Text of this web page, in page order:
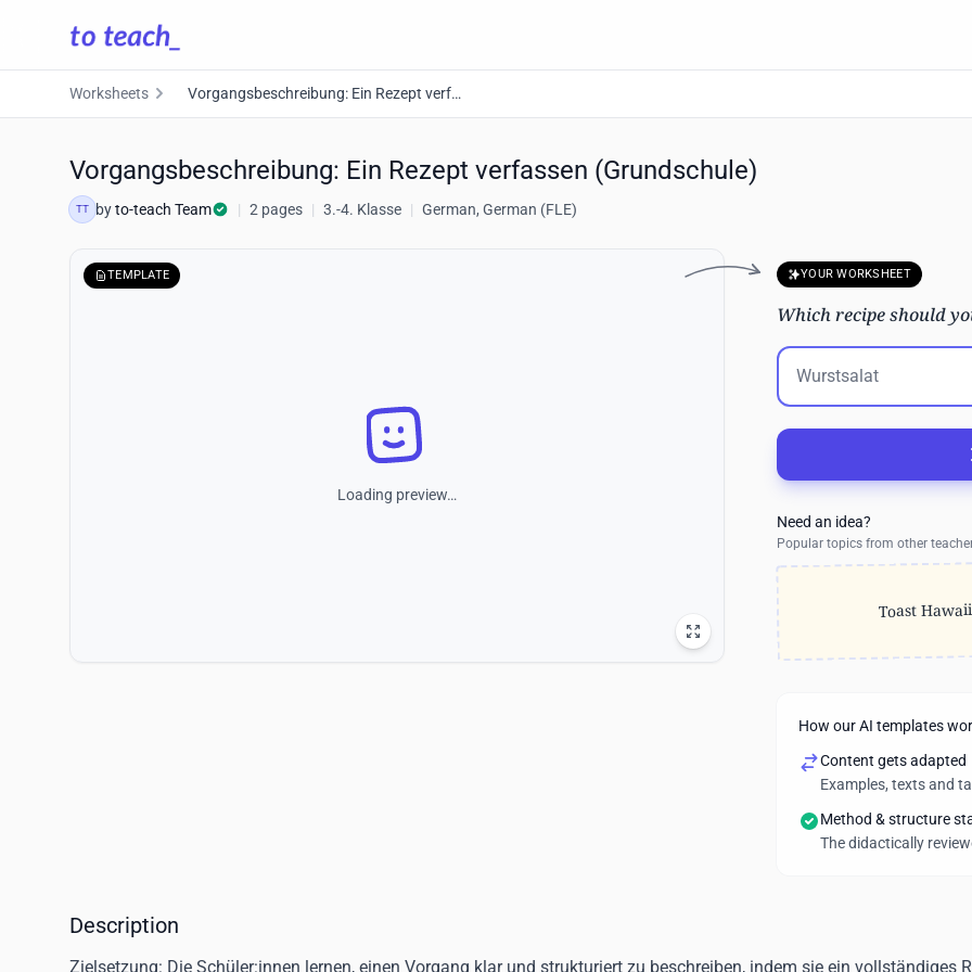
Worksheets Vorgangsbeschreibung: Ein Rezept verfassen (Grundschule)
Vorgangsbeschreibung: Ein Rezept verfassen (Grundschule)
TT byto-teach Team | 2 pages | 3.-4. Klasse | German, German (FLE)
TEMPLATE
Loading preview…
YOUR WORKSHEET
Which recipe should
Need an idea?
Popular topics from other
Toast Hawaii
How our AI templates
Content gets adapted
Examples, texts and
Method & structure
The didactically
Description
Zielsetzung: Die Schüler:innen lernen, einen Vorgang klar und strukturiert zu beschreiben, indem sie ein vollständiges